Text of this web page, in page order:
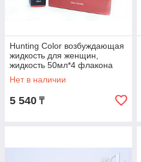
Hunting Color возбуждающая
жидкость для женщин,
жидкость 50мл*4 флакона
Нет в наличии
5 540 ₸